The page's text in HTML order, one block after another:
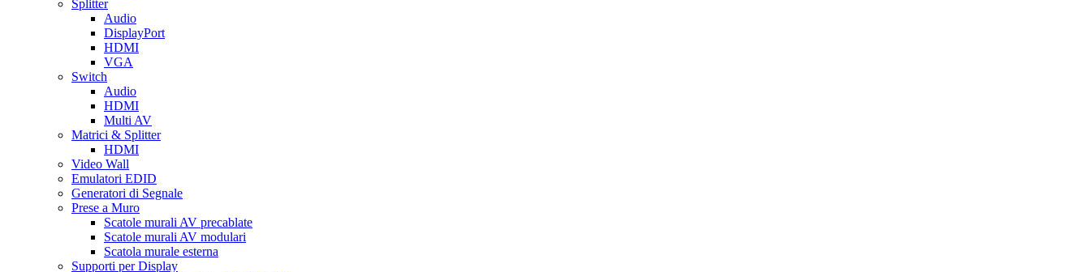
Splitter
Audio
DisplayPort
HDMI
VGA
Switch
Audio
HDMI
Multi AV
Matrici & Splitter
HDMI
Video Wall
Emulatori EDID
Generatori di Segnale
Prese a Muro
Scatole murali AV precablate
Scatole murali AV modulari
Scatola murale esterna
Supporti per Display